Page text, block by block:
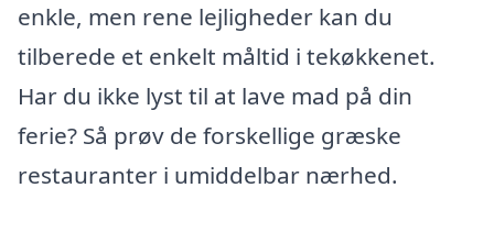
enkle, men rene lejligheder kan du
tilberede et enkelt måltid i tekøkkenet.
Har du ikke lyst til at lave mad på din
ferie? Så prøv de forskellige græske
restauranter i umiddelbar nærhed.